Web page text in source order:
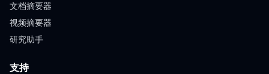
文档摘要器
视频摘要器
研究助手
支持